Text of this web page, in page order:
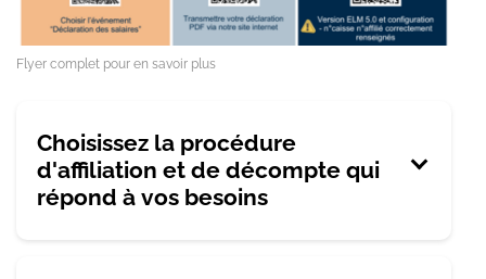
Flyer complet pour en savoir plus
Choisissez la procédure
d'affiliation et de décompte qui
répond à vos besoins